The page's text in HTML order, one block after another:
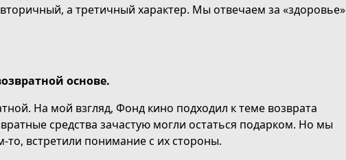
а третичный характер. Мы отвечаем за «здоровье»
основе.
На мой взгляд, Фонд кино подходил к теме возврата
средства зачастую могли остаться подарком. Но мы
встретили понимание с их стороны.